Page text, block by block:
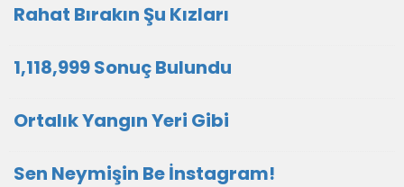
Rahat Bırakın Şu Kızları
1,118,999 Sonuç Bulundu
Ortalık Yangın Yeri Gibi
Sen Neymişin Be İnstagram!